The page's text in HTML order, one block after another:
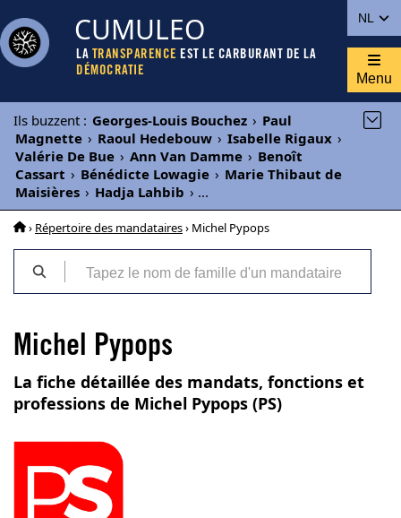
NL
CUMULEO
LA TRANSPARENCE EST LE CARBURANT DE LA
DÉMOCRATIE
Menu
Ils buzzent : Georges-Louis Bouchez › Paul
Magnette › Raoul Hedebouw › Isabelle Rigaux ›
Valérie De Bue › Ann Van Damme › Benoît
Cassart › Bénédicte Lowagie › Marie Thibaut de
Maisières › Hadja Lahbib › ...
› Répertoire des mandataires› Michel Pypops
Michel Pypops
La fiche détaillée des mandats, fonctions et
professions de Michel Pypops (PS)